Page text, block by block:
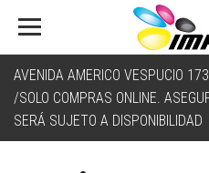
AVENIDA AMERICO VESPUCIO
/SOLO COMPRAS ONLINE.
SERÁ SUJETO A DISPONIBILIDAD